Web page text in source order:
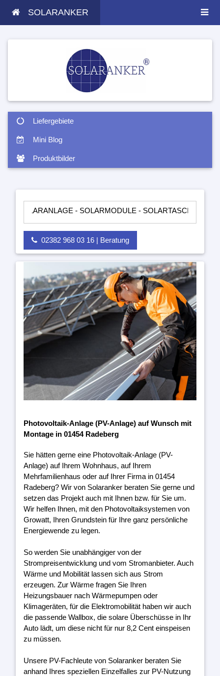
SOLARANKER
Liefergebiete
Mini Blog
Produktbilder
- SOLARMODULE - SOLARTASCHEN -
02382 968 03 16 | Beratung
Photovoltaik-Anlage (PV-Anlage) auf Wunsch mit
Montage in 01454 Radeberg
Sie hätten gerne eine Photovoltaik-Anlage (PV-
Anlage) auf Ihrem Wohnhaus, auf Ihrem
Mehrfamilienhaus oder auf Ihrer Firma in 01454
Radeberg? Wir von Solaranker beraten Sie gerne und
setzen das Projekt auch mit Ihnen bzw. für Sie um.
Wir helfen Ihnen, mit den Photovoltaiksystemen von
Growatt, Ihren Grundstein für Ihre ganz persönliche
Energiewende zu legen.
So werden Sie unabhängiger von der
Strompreisentwicklung und vom Stromanbieter. Auch
Wärme und Mobilität lassen sich aus Strom
erzeugen. Zur Wärme fragen Sie Ihren
Heizungsbauer nach Wärmepumpen oder
Klimageräten, für die Elektromobilität haben wir auch
die passende Wallbox, die solare Überschüsse in Ihr
Auto lädt, um diese nicht für nur 8,2 Cent einspeisen
zu müssen.
Unsere PV-Fachleute von Solaranker beraten Sie
anhand Ihres speziellen Einzelfalles zur PV-Nutzung